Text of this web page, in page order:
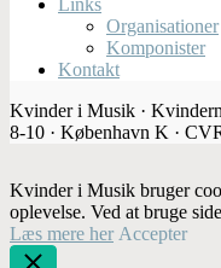
Organisationer
Komponister
Kontakt
Kvinder i Musik ·
8-10 · København K ·
Kvinder i Musik bruger
oplevelse. Ved at bruge
Læs mere her Accepter